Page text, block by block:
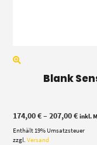
Blank
174,00€–207,00€
bis
inkl.
Enthält 19% Umsatzsteuer
zzgl.Versand